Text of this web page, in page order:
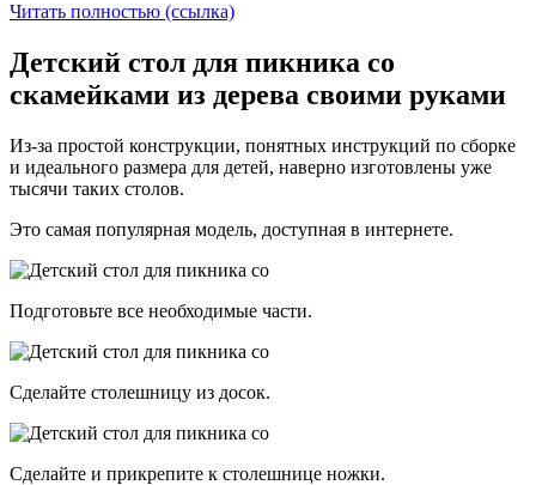
Читать полностью (ссылка)
Детский стол для пикника со
скамейками из дерева своими руками
Из-за простой конструкции, понятных инструкций по сборке
и идеального размера для детей, наверно изготовлены уже
тысячи таких столов.
Это самая популярная модель, доступная в интернете.
Подготовьте все необходимые части.
Сделайте столешницу из досок.
Сделайте и прикрепите к столешнице ножки.